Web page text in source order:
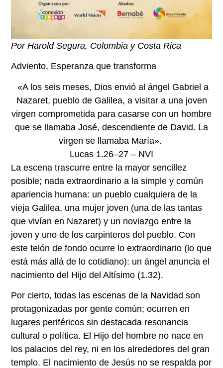
Por Harold Segura, Colombia y Costa Rica
Adviento, Esperanza que transforma
«A los seis meses, Dios envió al ángel Gabriel a
Nazaret, pueblo de Galilea, a visitar a una joven
virgen comprometida para casarse con un hombre
que se llamaba José, descendiente de David. La
virgen se llamaba María».
Lucas 1.26–27 – NVI
La escena trascurre entre la mayor sencillez
posible; nada extraordinario a la simple y común
apariencia humana: un pueblo cualquiera de la
vieja Galilea, una mujer joven (una de las tantas
que vivían en Nazaret) y un noviazgo entre la
joven y uno de los carpinteros del pueblo. Con
este telón de fondo ocurre lo extraordinario (lo que
está más allá de lo cotidiano): un ángel anuncia el
nacimiento del Hijo del Altísimo (1.32).
Por cierto, todas las escenas de la Navidad son
protagonizadas por gente común; ocurren en
lugares periféricos sin destacada resonancia
cultural o política. El Hijo del hombre no nace en
los palacios del rey, ni en los alrededores del gran
templo. El nacimiento de Jesús no se respalda por